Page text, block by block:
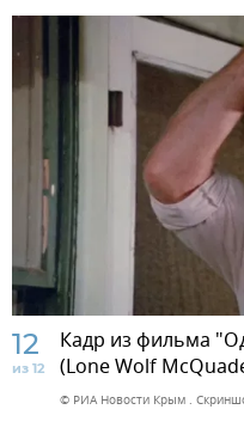
12
из 12
Кадр из фильма
(Lone Wolf
© РИА Новости Крым .